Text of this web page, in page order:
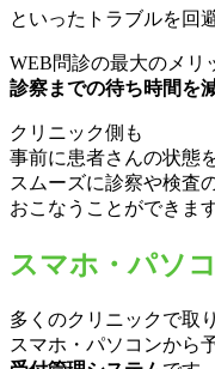
といったトラブルを回
WEB問診の最大のメリ
診察までの待ち時間を
クリニック側も
事前に患者さんの状態
スムーズに診察や検査
おこなうことができます
スマホ・パソ
多くのクリニックで取
スマホ・パソコンから